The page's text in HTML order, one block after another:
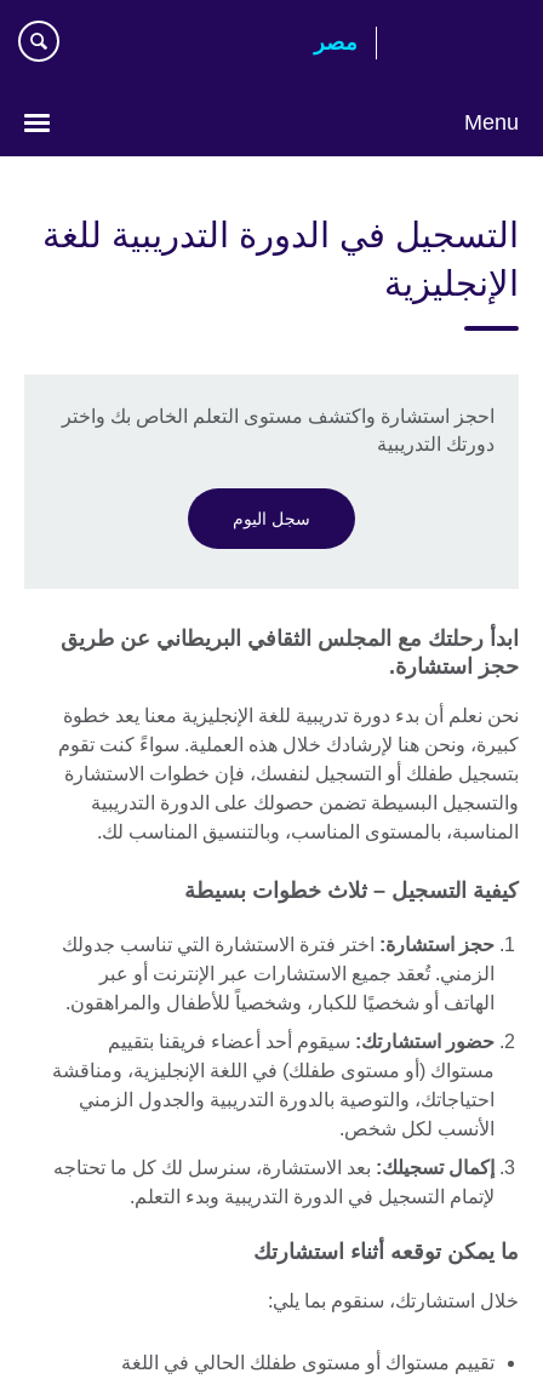
مصر‎
Menu
التسجيل في الدورة التدريبية للغة
الإنجليزية
احجز استشارة واكتشف مستوى التعلم الخاص بك واختر
دورتك التدريبية
سجل اليوم
ابدأ رحلتك مع المجلس الثقافي البريطاني عن طريق
حجز استشارة.
نحن نعلم أن بدء دورة تدريبية للغة الإنجليزية معنا يعد خطوة
كبيرة، ونحن هنا لإرشادك خلال هذه العملية. سواءً كنت تقوم
بتسجيل طفلك أو التسجيل لنفسك، فإن خطوات الاستشارة
والتسجيل البسيطة تضمن حصولك على الدورة التدريبية
المناسبة، بالمستوى المناسب، وبالتنسيق المناسب لك.
كيفية التسجيل – ثلاث خطوات بسيطة
حجز استشارة: اختر فترة الاستشارة التي تناسب جدولك
الزمني. تُعقد جميع الاستشارات عبر الإنترنت أو عبر
الهاتف أو شخصيًا للكبار، وشخصياً للأطفال والمراهقون.
حضور استشارتك: سيقوم أحد أعضاء فريقنا بتقييم
مستواك (أو مستوى طفلك) في اللغة الإنجليزية، ومناقشة
احتياجاتك، والتوصية بالدورة التدريبية والجدول الزمني
الأنسب لكل شخص.
إكمال تسجيلك: بعد الاستشارة، سنرسل لك كل ما تحتاجه
لإتمام التسجيل في الدورة التدريبية وبدء التعلم.
ما يمكن توقعه أثناء استشارتك
خلال استشارتك، سنقوم بما يلي:
تقييم مستواك أو مستوى طفلك الحالي في اللغة